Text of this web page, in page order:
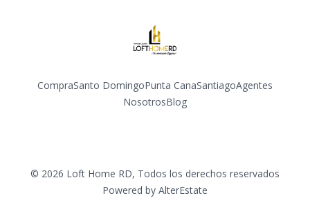
CompraSanto DomingoPunta CanaSantiagoAgentes
NosotrosBlog
© 2026 Loft Home RD, Todos los derechos reservados
Powered by AlterEstate